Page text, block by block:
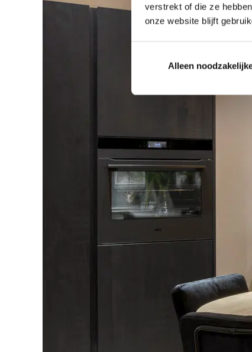
verstrekt of die ze
onze website blijft
Alleen